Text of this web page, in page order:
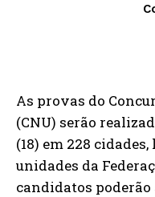
As provas do
(CNU) serão
(18) em 228
unidades da
candidatos